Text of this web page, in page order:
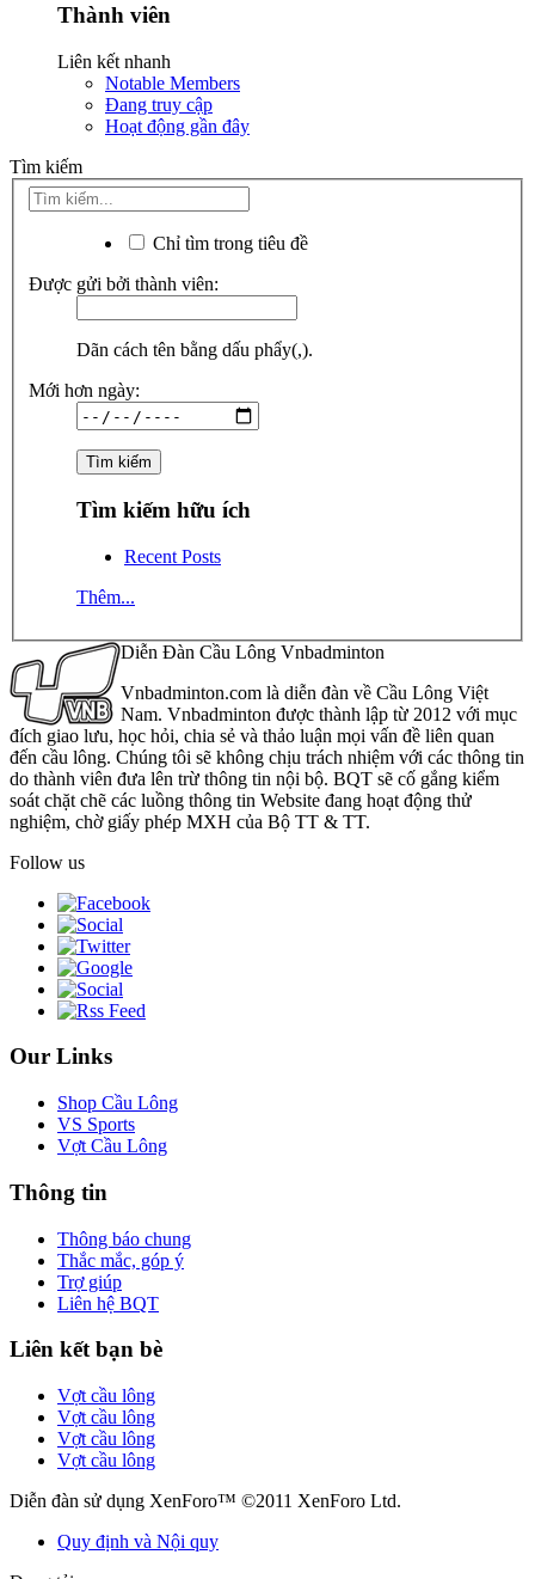
Thành viên
Liên kết nhanh
Notable Members
Đang truy cập
Hoạt động gần đây
Tìm kiếm
Chỉ tìm trong tiêu đề
Được gửi bởi thành viên:
Dãn cách tên bằng dấu phẩy(,).
Mới hơn ngày:
Tìm kiếm hữu ích
Recent Posts
Thêm...
Diễn Đàn Cầu Lông Vnbadminton
Vnbadminton.com là diễn đàn về Cầu Lông Việt
Nam. Vnbadminton được thành lập từ 2012 với mục
đích giao lưu, học hỏi, chia sẻ và thảo luận mọi vấn đề liên quan
đến cầu lông. Chúng tôi sẽ không chịu trách nhiệm với các thông tin
do thành viên đưa lên trừ thông tin nội bộ. BQT sẽ cố gắng kiểm
soát chặt chẽ các luồng thông tin Website đang hoạt động thử
nghiệm, chờ giấy phép MXH của Bộ TT & TT.
Follow us
Our Links
Shop Cầu Lông
VS Sports
Vợt Cầu Lông
Thông tin
Thông báo chung
Thắc mắc, góp ý
Trợ giúp
Liên hệ BQT
Liên kết bạn bè
Vợt cầu lông
Vợt cầu lông
Vợt cầu lông
Vợt cầu lông
Diễn đàn sử dụng XenForo™ ©2011 XenForo Ltd.
Quy định và Nội quy